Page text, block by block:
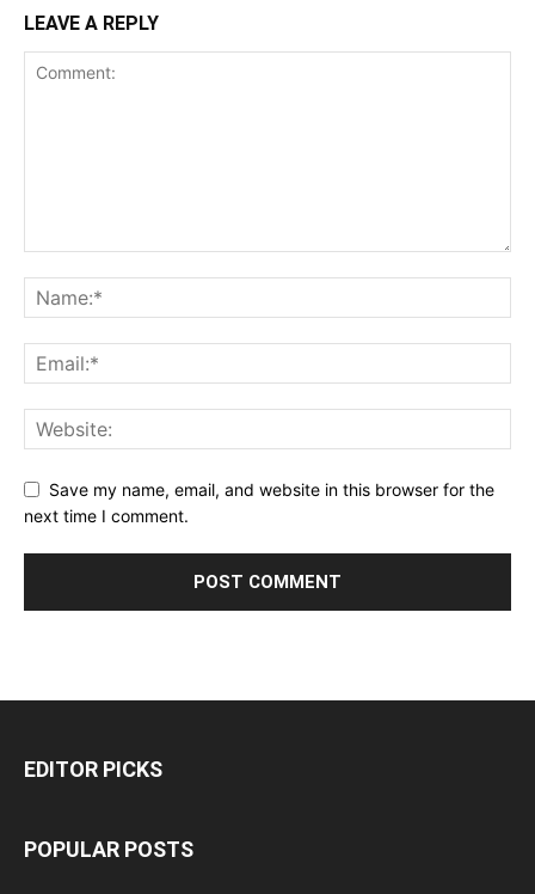
LEAVE A REPLY
Save my name, email, and website in this browser for the
next time I comment.
EDITOR PICKS
POPULAR POSTS